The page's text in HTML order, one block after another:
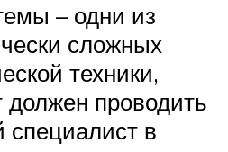
– одни из
сложных
техники,
должен проводить
специалист в